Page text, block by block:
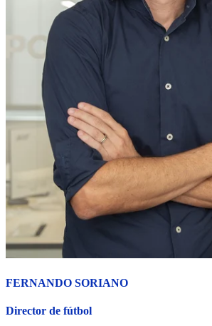
FERNANDO SORIANO
Director de fútbol